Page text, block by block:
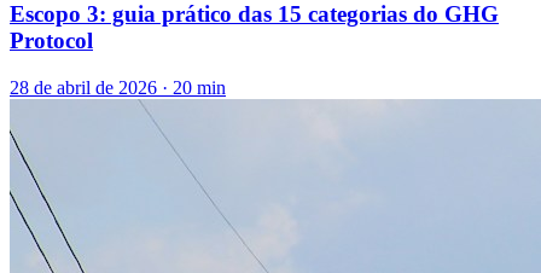
Escopo 3: guia prático das 15 categorias do GHG
Protocol
28 de abril de 2026 · 20 min